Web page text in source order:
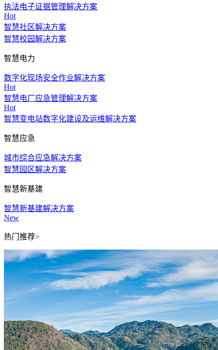
执法电子证据管理解决方案
Hot
智慧社区解决方案
智慧校园解决方案
智慧电力
数字化现场安全作业解决方案
Hot
智慧电厂应急管理解决方案
Hot
智慧变电站数字化建设及运维解决方案
智慧应急
城市综合应急解决方案
智慧园区解决方案
智慧新基建
智慧新基建解决方案
New
热门推荐>